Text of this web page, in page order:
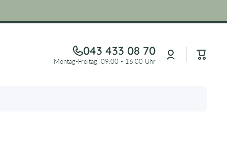
043 433 08 70
Montag-Freitag: 09:00 - 16:00 Uhr
Log
in
Cart